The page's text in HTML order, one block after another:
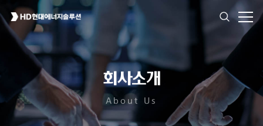
회사소개
About Us